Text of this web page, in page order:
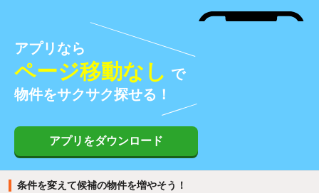
アプリなら
ページ移動なし で
物件をサクサク探せる！
アプリをダウンロード
条件を変えて候補の物件を増やそう！